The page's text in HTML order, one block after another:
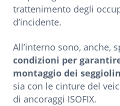
trattenimento degli
d’incidente.
All’interno sono, anche,
condizioni per
montaggio dei
sia con le cinture del
di ancoraggi ISOFIX.